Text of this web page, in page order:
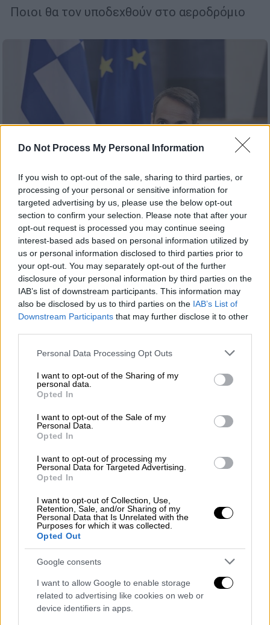
Do Not Process My Personal Information
If you wish to opt-out of the sale, sharing to third parties, or
processing of your personal or sensitive information for
targeted advertising by us, please use the below opt-out
section to confirm your selection. Please note that after your
opt-out request is processed you may continue seeing
interest-based ads based on personal information utilized by
us or personal information disclosed to third parties prior to
your opt-out. You may separately opt-out of the further
disclosure of your personal information by third parties on the
IAB’s list of downstream participants. This information may
also be disclosed by us to third parties on the IAB’s List of
Downstream Participants that may further disclose it to other
Please note that this website/app uses one or more Google
not limited to your visit or usage behaviour. You may click to
grant or deny consent to Google and its third-party tags to
use your data for below specified purposes in below Google
consent section.
Personal Data Processing Opt Outs
I want to opt-out of the Sharing of my
personal data.
Opted In
I want to opt-out of the Sale of my
Personal Data.
Opted In
I want to opt-out of processing my
Personal Data for Targeted Advertising.
Opted In
I want to opt-out of Collection, Use,
Retention, Sale, and/or Sharing of my
Personal Data that Is Unrelated with the
Purposes for which it was collected.
Opted Out
Google consents
I want to allow Google to enable storage
related to advertising like cookies on web or
device identifiers in apps.
Ποιοι θα τον υποδεχθούν στο αεροδρόμιο
Πολιτική|19.03.2022 12:17
Συγχαρητήριο μήνυμα Μητσοτάκη στον
Έλληνα πρόξενο στη Μαριούπολη
Μανώλη Ανδρουλάκη
Ο πρωθυπουργός Κυριάκος Μητσοτάκης
επικοινώνησε σήμερα με τον Γενικό
Πρόξενο της Ελλάδας στη Μαριούπολη,
Μανώλη Ανδρουλάκη
Πολιτική|18.03.2022 20:32
Σώος ο Έλληνας πρόξενος στη
Μαριούπολη - Η ελληνική διπλωματική
αποστολή πέρασε στη Μολδαβία